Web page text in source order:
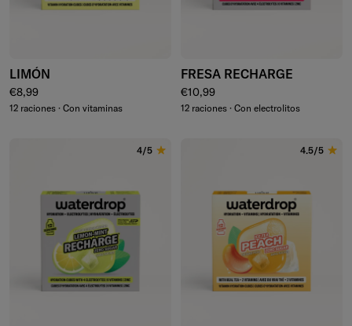
LIMÓN
Precio normal
€8,99
12 raciones · Con vitaminas
FRESA RECHARGE
Precio normal
€10,99
12 raciones · Con electrolitos
4/5 4.5/5